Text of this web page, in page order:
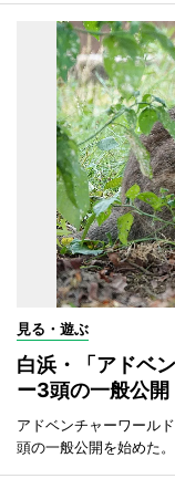
見る・遊ぶ
白浜・「アドベ
ー3頭の一般公開
アドベンチャーワール
頭の一般公開を始めた。